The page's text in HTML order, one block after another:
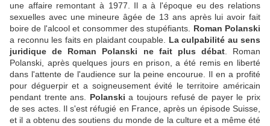
une affaire remontant à 1977. Il a à l'époque eu des relations
sexuelles avec une mineure âgée de 13 ans après lui avoir fait
boire de l'alcool et consommer des stupéfiants.
Roman Polanski
a reconnu les faits en plaidant coupable. La culpabilité au sens
juridique de Roman Polanski ne fait plus débat. Roman
Polanski, après quelques jours en prison, a été remis en liberté
dans l'attente de l'audience sur la peine encourue. Il en a profité
pour déguerpir et a soigneusement évité le territoire américain
pendant trente ans. Polanski a toujours refusé de payer le prix
de ses actes. Il s'est réfugié en France, après un épisode Suisse,
et il a obtenu des soutiens du monde de la culture et a même été